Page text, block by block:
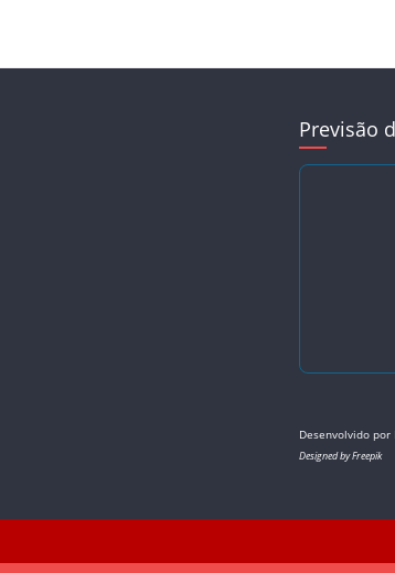
Previsão
Desenvolvido por
Designed by Freepik